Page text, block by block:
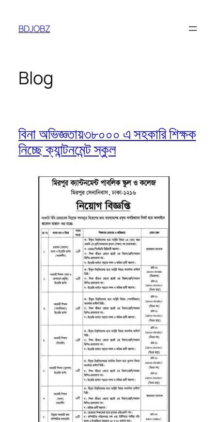
content
BDJOBZ
Blog
বিনা অভিজ্ঞতায়৩৮০০০ এ সহকারি শিক্ষক
নিচ্ছে ক্যান্টনমেন্ট স্কুল